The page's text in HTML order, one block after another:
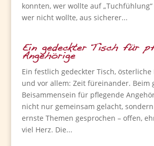
konnten, wer wollte auf
wer nicht wollte, aus sicherer...
Ein gedeckter Tisch für
Angehörige
Ein festlich gedeckter Tisch, österliche
und vor allem: Zeit füreinander. Beim
Beisammensein für pflegende
nicht nur gemeinsam gelacht,
ernste Themen gesprochen – offen,
viel Herz. Die...